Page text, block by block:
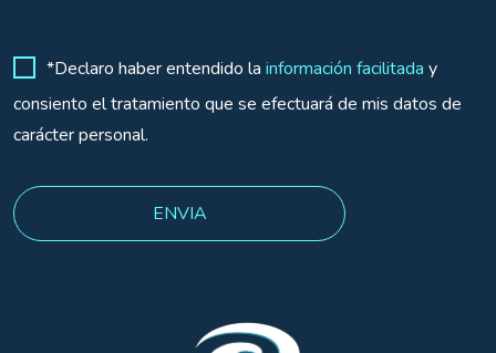
*Declaro haber entendido la información facilitada y
consiento el tratamiento que se efectuará de mis datos de
carácter personal.